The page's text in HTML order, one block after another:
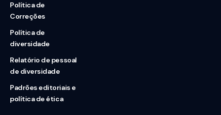
Política de
Correções
Política de
diversidade
Relatório de pessoal
de diversidade
Padrões editoriais e
política de ética